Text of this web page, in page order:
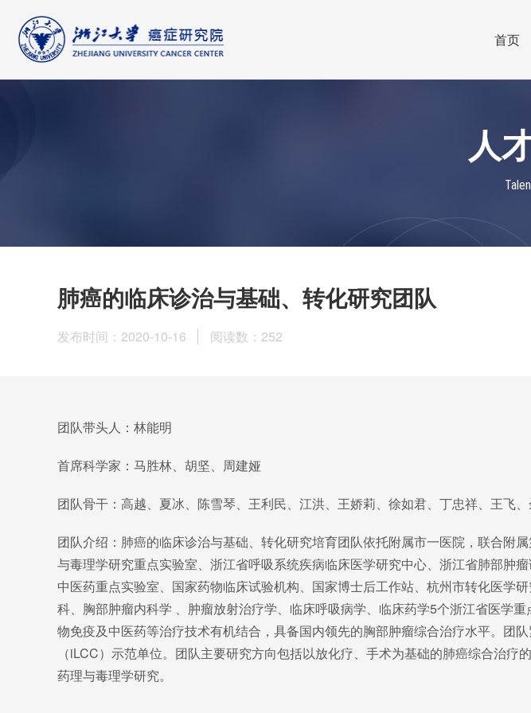
首页
人
肺癌的临床诊治与基础、转化研究团队
发布时间：2020-10-16 阅读数： 252
团队带头人：林能明
首席科学家：马胜林、胡坚、周建娅
团队骨干：高越、夏冰、陈雪琴、王利民、江洪、王娇莉、徐如君、丁忠祥、王飞
团队介绍：肺癌的临床诊治与基础、转化研究培育团队依托附属市一医院，联合附
与毒理学研究重点实验室、浙江省呼吸系统疾病临床医学研究中心、浙江省肺部肿
中医药重点实验室、国家药物临床试验机构、国家博士后工作站、杭州市转化医学
科、胸部肿瘤内科学 、肿瘤放射治疗学、临床呼吸病学、临床药学5个浙江省医学
物免疫及中医药等治疗技术有机结合，具备国内领先的胸部肿瘤综合治疗水平。团
（iLCC）示范单位。团队主要研究方向包括以放化疗、手术为基础的肺癌综合治
药理与毒理学研究。